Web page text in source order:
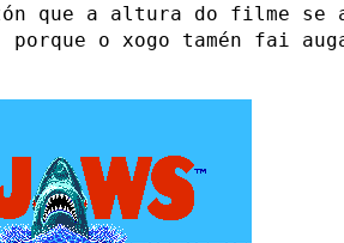
que a altura do filme se
o xogo tamén fai